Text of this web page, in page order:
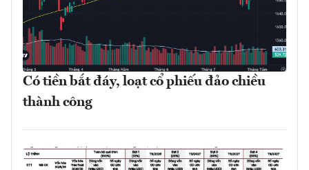
Có tiền bắt đáy, loạt cổ phiếu đảo chiều
thành công